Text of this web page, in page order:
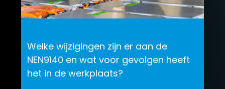
Welke wijzigingen zijn er aan de
NEN9140 en wat voor gevolgen heeft
het in de werkplaats?